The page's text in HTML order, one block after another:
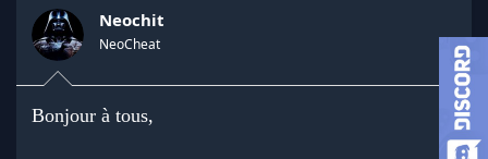
a
t
e
u
d
e
d
é
t
Neochit
NeoCheat
Bonjour à tous,